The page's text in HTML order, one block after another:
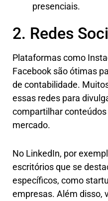
presenciais.
2. Redes
Plataformas como
Facebook são ótimas
de contabilidade.
essas redes para
compartilhar
mercado.
No LinkedIn, por
escritórios que se
específicos, como
empresas. Além disso,